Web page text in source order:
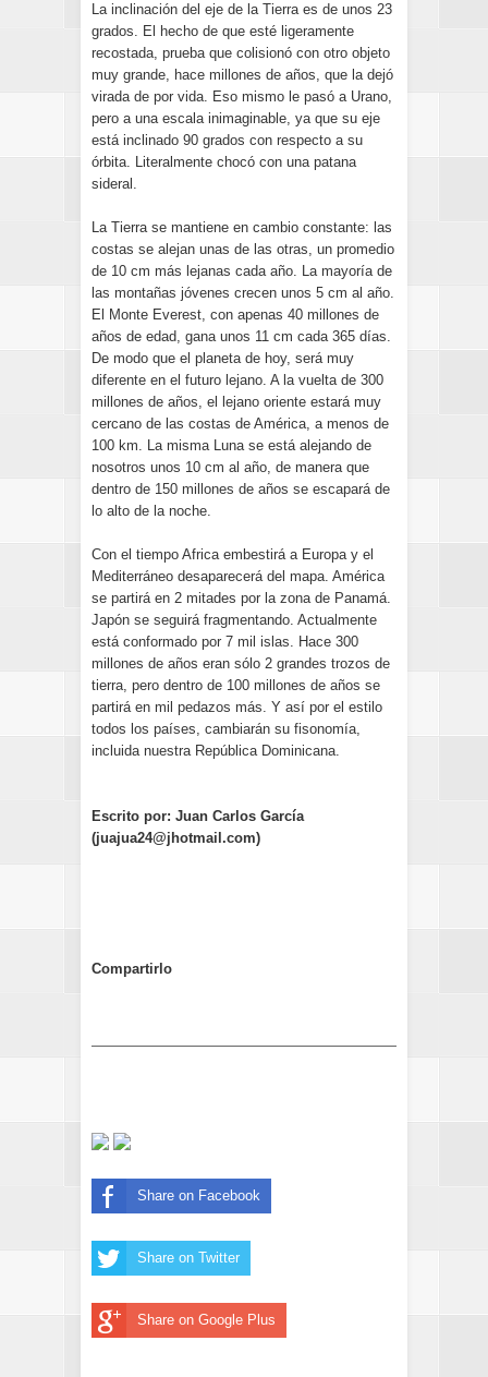
La inclinación del eje de la Tierra es de unos 23
grados. El hecho de que esté ligeramente
recostada, prueba que colisionó con otro objeto
muy grande, hace millones de años, que la dejó
virada de por vida. Eso mismo le pasó a Urano,
pero a una escala inimaginable, ya que su eje
está inclinado 90 grados con respecto a su
órbita. Literalmente chocó con una patana
sideral.
La Tierra se mantiene en cambio constante: las
costas se alejan unas de las otras, un promedio
de 10 cm más lejanas cada año. La mayoría de
las montañas jóvenes crecen unos 5 cm al año.
El Monte Everest, con apenas 40 millones de
años de edad, gana unos 11 cm cada 365 días.
De modo que el planeta de hoy, será muy
diferente en el futuro lejano. A la vuelta de 300
millones de años, el lejano oriente estará muy
cercano de las costas de América, a menos de
100 km. La misma Luna se está alejando de
nosotros unos 10 cm al año, de manera que
dentro de 150 millones de años se escapará de
lo alto de la noche.
Con el tiempo Africa embestirá a Europa y el
Mediterráneo desaparecerá del mapa. América
se partirá en 2 mitades por la zona de Panamá.
Japón se seguirá fragmentando. Actualmente
está conformado por 7 mil islas. Hace 300
millones de años eran sólo 2 grandes trozos de
tierra, pero dentro de 100 millones de años se
partirá en mil pedazos más. Y así por el estilo
todos los países, cambiarán su fisonomía,
incluida nuestra República Dominicana.
Escrito por: Juan Carlos García
(juajua24@jhotmail.com)
Compartirlo
Share on Facebook
Share on Twitter
Share on Google Plus